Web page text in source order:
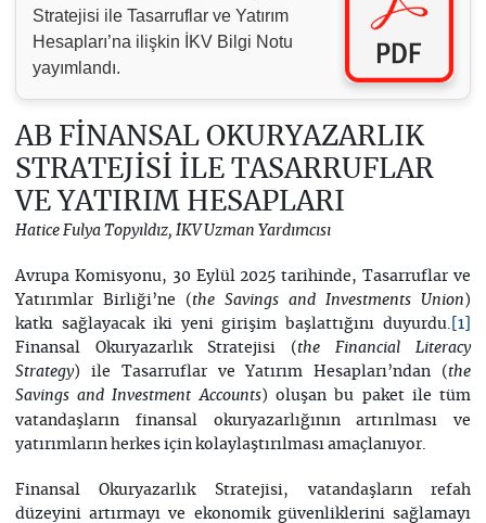
Stratejisi ile Tasarruflar ve Yatırım
Hesapları’na ilişkin İKV Bilgi Notu
yayımlandı.
AB FİNANSAL OKURYAZARLIK
STRATEJİSİ İLE TASARRUFLAR
VE YATIRIM HESAPLARI
Hatice Fulya Topyıldız, İKV Uzman Yardımcısı
Avrupa Komisyonu, 30 Eylül 2025 tarihinde, Tasarruflar ve
Yatırımlar Birliği’ne ( the Savings and Investments Union )
katkı sağlayacak iki yeni girişim başlattığını duyurdu. [1]
Finansal Okuryazarlık Stratejisi ( the Financial Literacy
Strategy) ile Tasarruflar ve Yatırım Hesapları’ndan ( the
Savings and Investment Accounts) oluşan bu paket ile tüm
vatandaşların finansal okuryazarlığının artırılması ve
yatırımların herkes için kolaylaştırılması amaçlanıyor.
Finansal Okuryazarlık Stratejisi, vatandaşların refah
düzeyini artırmayı ve ekonomik güvenliklerini sağlamayı